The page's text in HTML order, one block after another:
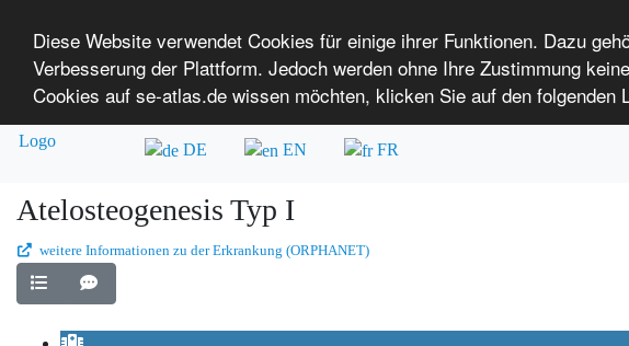
Diese Website verwendet Cookies für einige ihrer Funktionen. Dazu
Verbesserung der Plattform. Jedoch werden ohne Ihre Zustimmung
Cookies auf se-atlas.de wissen möchten, klicken Sie auf den folgenden
SE-ATLAS
Versorgungsatlas für Menschen mit seltenen
Überblick über Einrichtungen Über uns Anmelden
DE EN FR
Atelosteogenesis Typ I
weitere Informationen zu der Erkrankung (ORPHANET)